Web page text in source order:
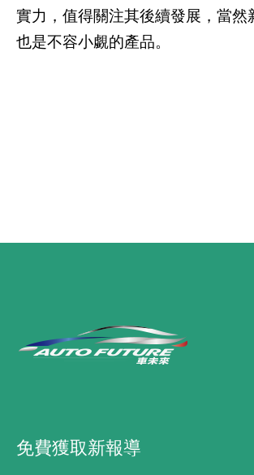
實力，值得關注其後續發展，當然
也是不容小覷的產品。
免費獲取新報導